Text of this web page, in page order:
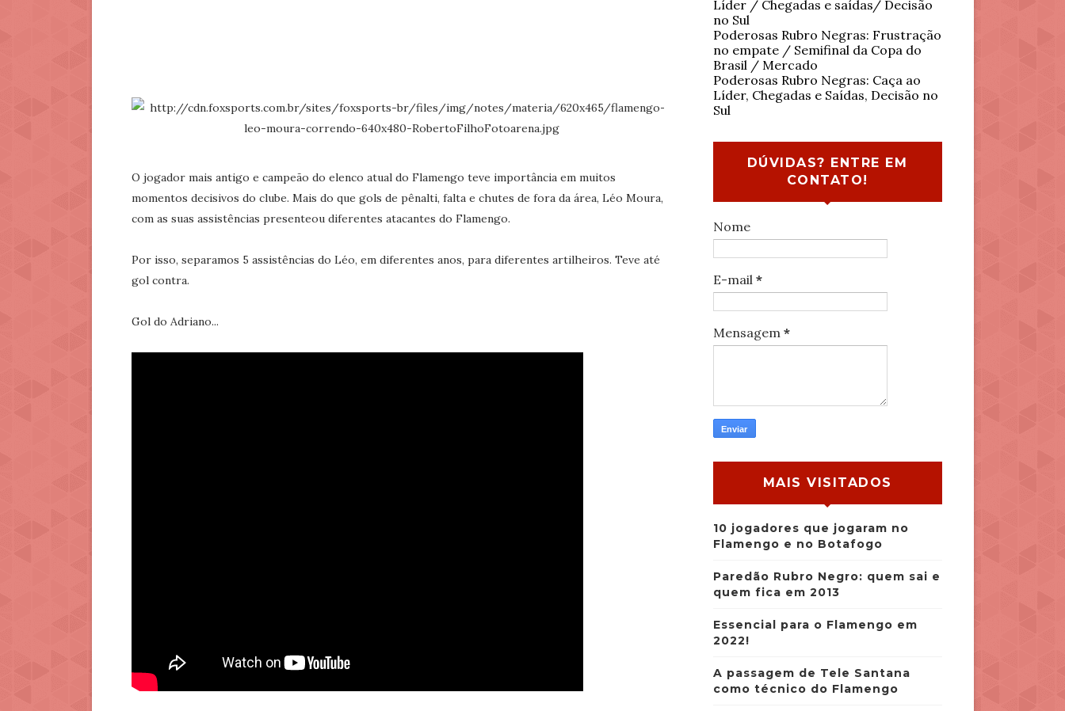
O jogador mais antigo e campeão do elenco atual do Flamengo teve importância em muitos
momentos decisivos do clube. Mais do que gols de pênalti, falta e chutes de fora da área, Léo Moura,
com as suas assistências presenteou diferentes atacantes do Flamengo.
Por isso, separamos 5 assistências do Léo, em diferentes anos, para diferentes artilheiros. Teve até
gol contra.
Gol do Adriano...
Líder / Chegadas e saídas/ Decisão
no Sul
Poderosas Rubro Negras: Frustração
no empate / Semifinal da Copa do
Brasil / Mercado
Poderosas Rubro Negras: Caça ao
Líder, Chegadas e Saídas, Decisão no
Sul
DÚVIDAS? ENTRE EM
CONTATO!
Nome
E-mail *
Mensagem *
MAIS VISITADOS
10 jogadores que jogaram no
Flamengo e no Botafogo
Paredão Rubro Negro: quem sai e
quem fica em 2013
Essencial para o Flamengo em
2022!
A passagem de Tele Santana
como técnico do Flamengo